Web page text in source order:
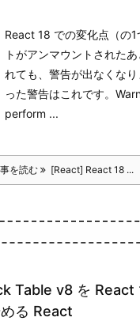
React 18 での変化点（の1
トがアンマウントされた
れても、警告が出なくなり
った警告はこれです。
perform ...
を読む [React] React 18 ...
Table v8 を React
める React